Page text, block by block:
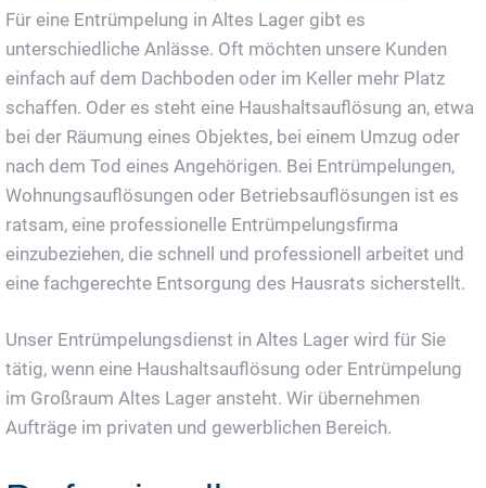
Für eine Entrümpelung in Altes Lager gibt es
unterschiedliche Anlässe. Oft möchten unsere Kunden
einfach auf dem Dachboden oder im Keller mehr Platz
schaffen. Oder es steht eine Haushaltsauflösung an, etwa
bei der Räumung eines Objektes, bei einem Umzug oder
nach dem Tod eines Angehörigen. Bei Entrümpelungen,
Wohnungsauflösungen oder Betriebsauflösungen ist es
ratsam, eine professionelle Entrümpelungsfirma
einzubeziehen, die schnell und professionell arbeitet und
eine fachgerechte Entsorgung des Hausrats sicherstellt.
Unser Entrümpelungsdienst in Altes Lager wird für Sie
tätig, wenn eine Haushaltsauflösung oder Entrümpelung
im Großraum Altes Lager ansteht. Wir übernehmen
Aufträge im privaten und gewerblichen Bereich.